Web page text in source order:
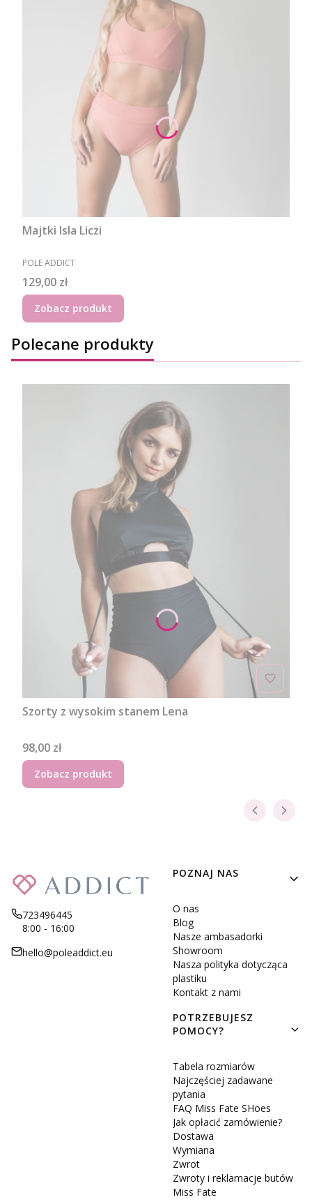
Majtki Isla Liczi
PRODUCENT
POLE ADDICT
Cena
129,00 zł
Zobacz produkt
Polecane produkty
Szorty z wysokim stanem Lena
Cena
98,00 zł
Zobacz produkt
723496445
8:00 - 16:00
hello@poleaddict.eu
Linki w stopce
POZNAJ NAS
O nas
Blog
Nasze ambasadorki
Showroom
Nasza polityka dotycząca
plastiku
Kontakt z nami
POTRZEBUJESZ
POMOCY?
Tabela rozmiarów
Najczęściej zadawane
pytania
FAQ Miss Fate SHoes
Jak opłacić zamówienie?
Dostawa
Wymiana
Zwrot
Zwroty i reklamacje butów
Miss Fate